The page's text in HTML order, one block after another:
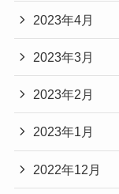
2023年4月
2023年3月
2023年2月
2023年1月
2022年12月